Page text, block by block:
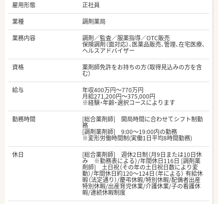
雇用形態
正社員
業種
調剤薬局
業務内容
調剤／監査／服薬指導／OTC販売
保険調剤（面対応）、医薬品販売、管理、在宅医療、
ヘルスアドバイザー
資格
薬剤師免許をお持ちの方（取得見込みの方を含
む）
給与
年収400万円～770万円
月給271,200円～375,000円
※経験・年齢・選択コースによります
勤務時間
[総合薬剤師] 開局時間に合わせてシフト制勤
務
[調剤薬剤師] 9:00～19:00内の勤務
※変形労働時間制(実働1日平均8時間勤務)
休日
[総合薬剤師] 週休2日制（月9日または10日休
み ※勤務表による）/年間休日116日 [調剤薬
剤師] 土日祝（その年の土日祝日数により変
動）/年間休日約120～124日（年による） 有給休
暇（法定通り）/慶弔休暇/特別休暇/配偶者出産
特別休暇/出産育児休業/介護休業/子の看護休
暇/連続休暇制度